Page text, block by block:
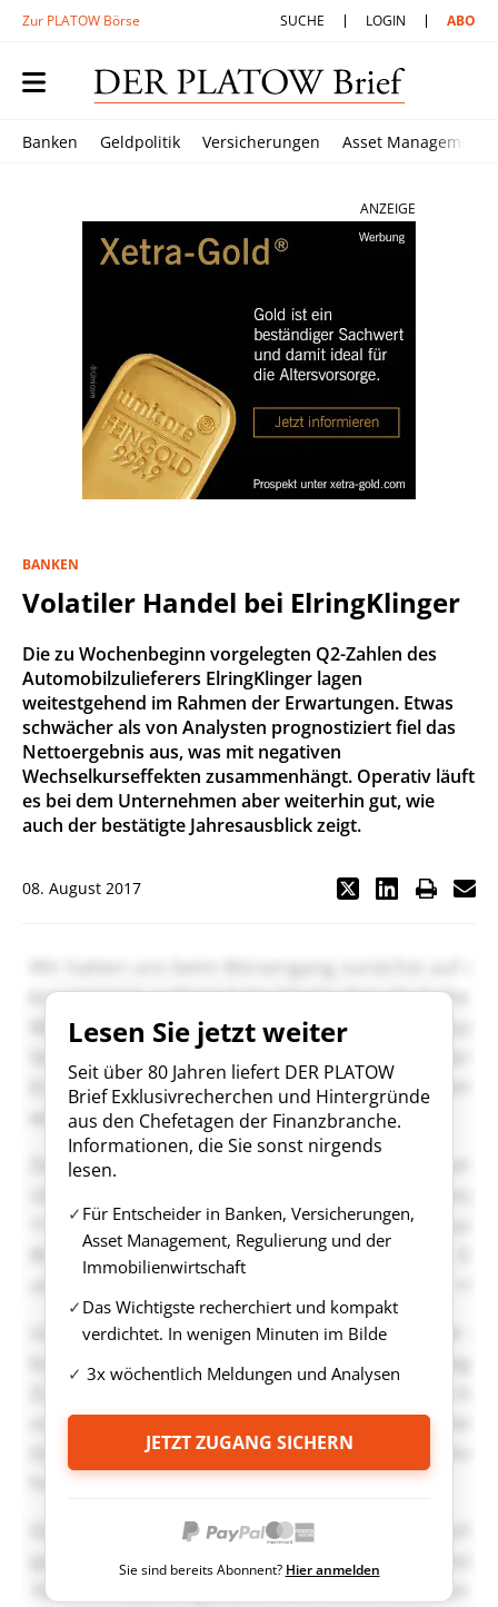
Zur PLATOW Börse SUCHE LOGIN ABO
Banken Geldpolitik Versicherungen Asset Management
ANZEIGE
BANKEN
Volatiler Handel bei ElringKlinger
Die zu Wochenbeginn vorgelegten Q2-Zahlen des
Automobilzulieferers ElringKlinger lagen
weitestgehend im Rahmen der Erwartungen. Etwas
schwächer als von Analysten prognostiziert fiel das
Nettoergebnis aus, was mit negativen
Wechselkurseffekten zusammenhängt. Operativ läuft
es bei dem Unternehmen aber weiterhin gut, wie
auch der bestätigte Jahresausblick zeigt.
08. August 2017
Lesen Sie jetzt weiter
Seit über 80 Jahren liefert DER PLATOW
Brief Exklusivrecherchen und Hintergründe
aus den Chefetagen der Finanzbranche.
Informationen, die Sie sonst nirgends
lesen.
Für Entscheider in Banken, Versicherungen,
Asset Management, Regulierung und der
Immobilienwirtschaft
Das Wichtigste recherchiert und kompakt
verdichtet. In wenigen Minuten im Bilde
3x wöchentlich Meldungen und Analysen
JETZT ZUGANG SICHERN
Sie sind bereits Abonnent? Hier anmelden